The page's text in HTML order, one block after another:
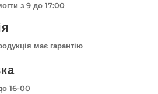
з 9 до 17:00
має гарантію
16-00